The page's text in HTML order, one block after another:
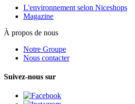
L'environnement selon Niceshops
Magazine
À propos de nous
Notre Groupe
Nous contacter
Suivez-nous sur